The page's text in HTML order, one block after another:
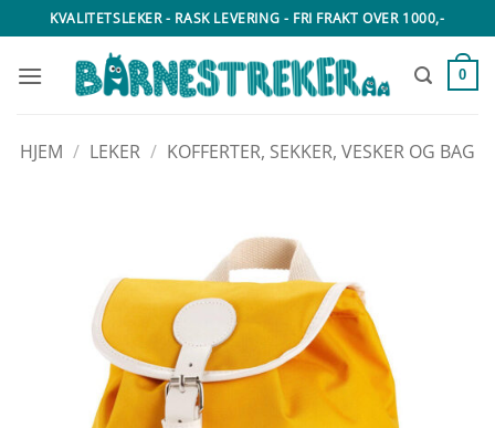
to
content
KVALITETSLEKER - RASK LEVERING - FRI FRAKT OVER 1000,-
0
HJEM / LEKER / KOFFERTER, SEKKER, VESKER OG BAG